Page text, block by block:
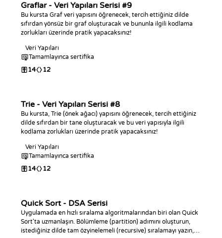
Graflar - Veri Yapıları Serisi #9
Bu kursta Graf veri yapısını öğrenecek, tercih ettiğiniz dilde
sıfırdan yönsüz bir graf oluşturacak ve bununla ilgili kodlama
zorlukları üzerinde pratik yapacaksınız!
Veri Yapıları
Tamamlayınca sertifika
14 12
Trie - Veri Yapıları Serisi #8
Bu kursta, Trie (önek ağacı) yapısını öğrenecek, tercih ettiğiniz
dilde sıfırdan bir tane oluşturacak ve bu veri yapısıyla ilgili
kodlama zorlukları üzerinde pratik yapacaksınız!
Veri Yapıları
Tamamlayınca sertifika
14 12
Quick Sort - DSA Serisi
Uygulamada en hızlı sıralama algoritmalarından biri olan Quick
Sort'ta uzmanlaşın. Bölümleme (partition) adımını oluşturun,
istediğiniz dilde tam özyinelemeli (recursive) sıralamayı yazın,